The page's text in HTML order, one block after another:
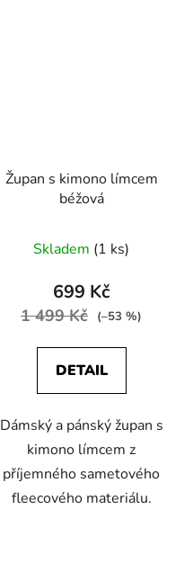
Župan s kimono límcem
béžová
Skladem (1 ks)
699 Kč
1 499 Kč (–53 %)
DETAIL
Dámský a pánský župan s
kimono límcem z
příjemného sametového
fleecového materiálu.